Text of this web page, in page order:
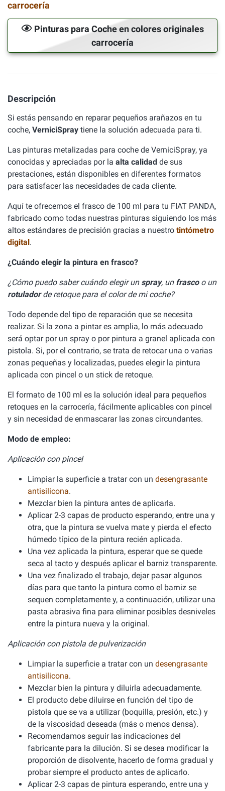
carrocería
Pinturas para Coche en colores originales
carrocería
Descripción
Si estás pensando en reparar pequeños arañazos en tu
coche, VerniciSpray tiene la solución adecuada para ti.
Las pinturas metalizadas para coche de VerniciSpray, ya
conocidas y apreciadas por la alta calidad de sus
prestaciones, están disponibles en diferentes formatos
para satisfacer las necesidades de cada cliente.
Aquí te ofrecemos el frasco de 100 ml para tu FIAT PANDA,
fabricado como todas nuestras pinturas siguiendo los más
altos estándares de precisión gracias a nuestro tintómetro
digital.
¿Cuándo elegir la pintura en frasco?
¿Cómo puedo saber cuándo elegir un spray, un frascoo un
rotuladorde retoque para el color de mi coche?
Todo depende del tipo de reparación que se necesita
realizar. Si la zona a pintar es amplia, lo más adecuado
será optar por un spray o por pintura a granel aplicada con
pistola. Si, por el contrario, se trata de retocar una o varias
zonas pequeñas y localizadas, puedes elegir la pintura
aplicada con pincel o un stick de retoque.
El formato de 100 ml es la solución ideal para pequeños
retoques en la carrocería, fácilmente aplicables con pincel
y sin necesidad de enmascarar las zonas circundantes.
Modo de empleo:
Aplicación con pincel
Limpiar la superficie a tratar con un desengrasante
antisilicona.
Mezclar bien la pintura antes de aplicarla.
Aplicar 2-3 capas de producto esperando, entre una y
otra, que la pintura se vuelva mate y pierda el efecto
húmedo típico de la pintura recién aplicada.
Una vez aplicada la pintura, esperar que se quede
seca al tacto y después aplicar el barniz transparente.
Una vez finalizado el trabajo, dejar pasar algunos
días para que tanto la pintura como el barniz se
sequen completamente y, a continuación, utilizar una
pasta abrasiva fina para eliminar posibles desniveles
entre la pintura nueva y la original.
Aplicación con pistola de pulverización
Limpiar la superficie a tratar con un desengrasante
antisilicona.
Mezclar bien la pintura y diluirla adecuadamente.
El producto debe diluirse en función del tipo de
pistola que se va a utilizar (boquilla, presión, etc.) y
de la viscosidad deseada (más o menos densa).
Recomendamos seguir las indicaciones del
fabricante para la dilución. Si se desea modificar la
proporción de disolvente, hacerlo de forma gradual y
probar siempre el producto antes de aplicarlo.
Aplicar 2-3 capas de pintura esperando, entre una y